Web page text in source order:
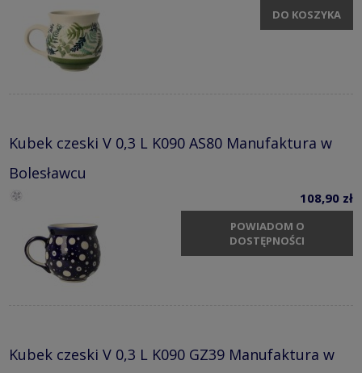
DO KOSZYKA
Kubek czeski V 0,3 L K090 AS80 Manufaktura w
Bolesławcu
108,90 zł
POWIADOM O
DOSTĘPNOŚCI
Kubek czeski V 0,3 L K090 GZ39 Manufaktura w